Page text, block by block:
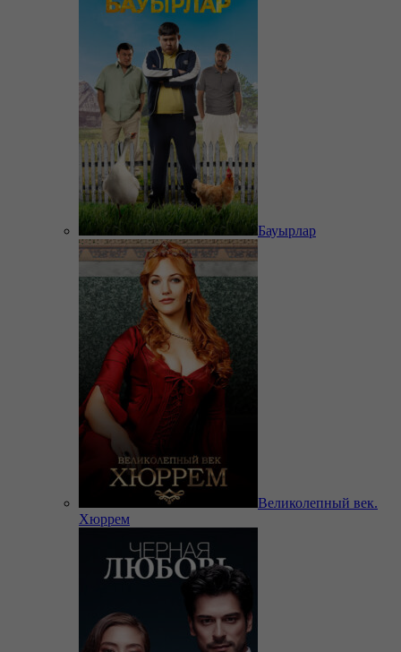
Бауырлар
Великолепный век.
Хюррем